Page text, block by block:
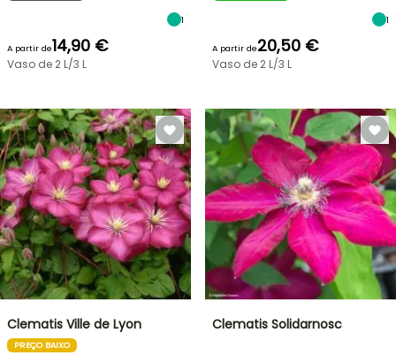
1
A partir de14,90 €
Vaso de 2 L/3 L
1
A partir de20,50 €
Vaso de 2 L/3 L
Clematis Ville de Lyon
PREÇO BAIXO
Clematis Solidarnosc